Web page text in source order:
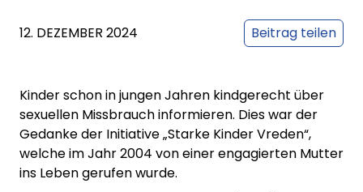
12. DEZEMBER 2024 Beitrag teilen
Kinder schon in jungen Jahren kindgerecht über
sexuellen Missbrauch informieren. Dies war der
Gedanke der Initiative „Starke Kinder Vreden“,
welche im Jahr 2004 von einer engagierten Mutter
ins Leben gerufen wurde.